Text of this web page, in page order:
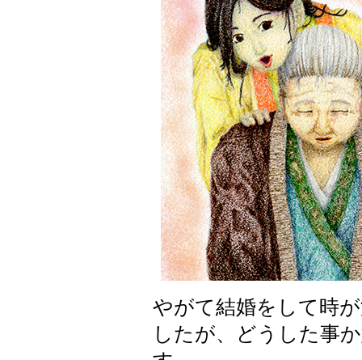
やがて結婚をして時
したが、どうした事